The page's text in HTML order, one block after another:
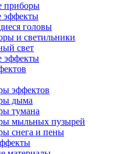
приборы
эффекты
головы
и светильники
свет
эффекты
эффектов
дыма
тумана
мыльных пузырей
снега и пены